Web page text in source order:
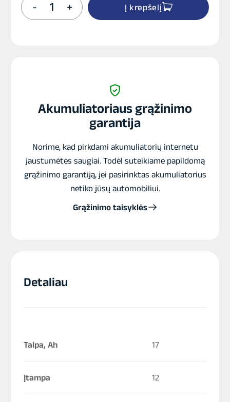
-
kiekis:
DTX14AH-
+ Į krepšelį
Akumuliatoriaus grąžinimo
garantija
Norime, kad pirkdami akumuliatorių internetu
jaustumėtės saugiai. Todėl suteikiame papildomą
grąžinimo garantiją, jei pasirinktas akumuliatorius
netiko jūsų automobiliui.
Grąžinimo taisyklės
Detaliau
Talpa, Ah 17
Įtampa 12